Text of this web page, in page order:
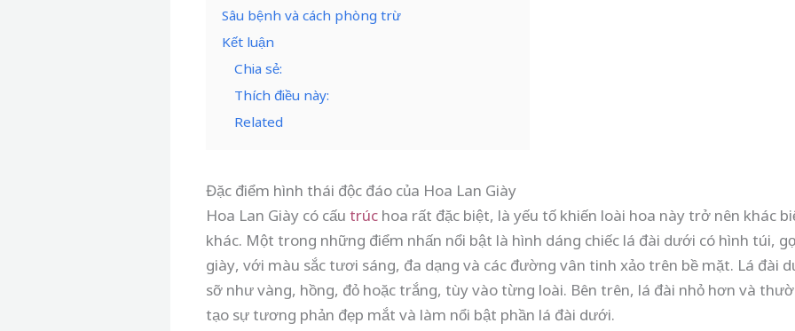
Sâu bệnh và cách phòng trừ
Kết luận
Chia sẻ:
Thích điều này:
Related
Đặc điểm hình thái độc đáo của Hoa Lan Giày
Hoa Lan Giày có cấu trúc hoa rất đặc biệt, là yếu tố khiến loài hoa này trở nên khác
khác. Một trong những điểm nhấn nổi bật là hình dáng chiếc lá đài dưới có hình túi,
giày, với màu sắc tươi sáng, đa dạng và các đường vân tinh xảo trên bề mặt. Lá đài
sỡ như vàng, hồng, đỏ hoặc trắng, tùy vào từng loài. Bên trên, lá đài nhỏ hơn và
tạo sự tương phản đẹp mắt và làm nổi bật phần lá đài dưới.